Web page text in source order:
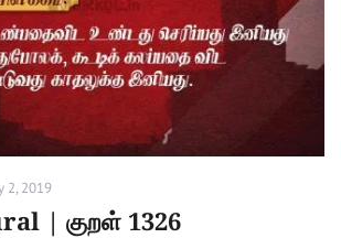
2, 2019
| குறள் 1326